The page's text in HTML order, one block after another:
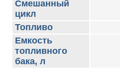
Смешанный
цикл
Топливо
Емкость
топливного
бака, л